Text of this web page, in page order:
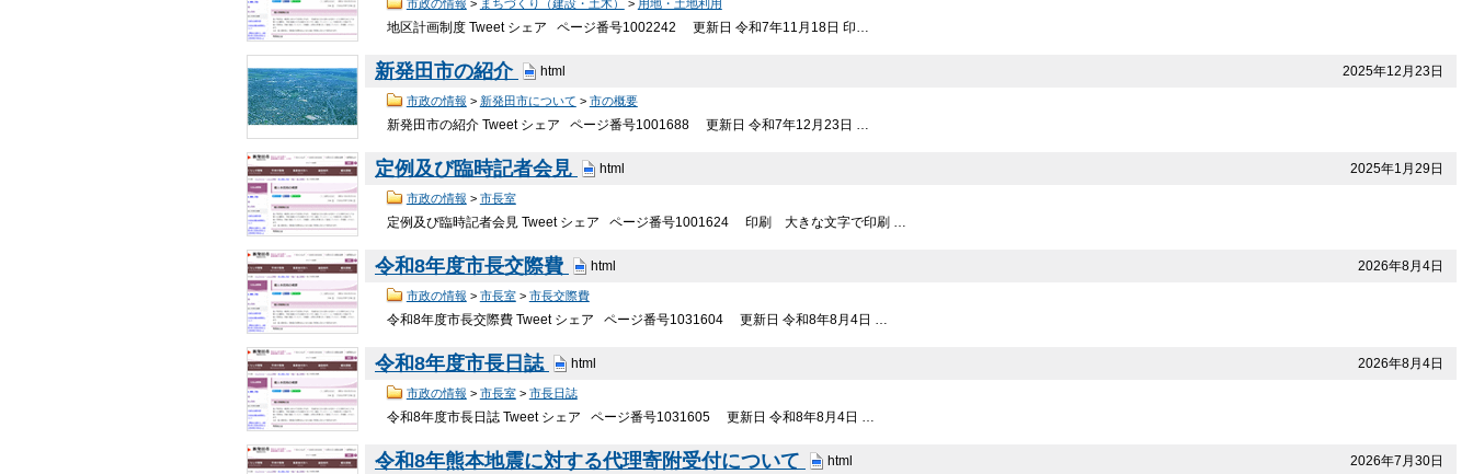
市政の情報 > まちづくり（建設・土木） > 用地・土地利用
地区計画制度 Tweet シェア ページ番号1002242 更新日 令和7年11月18日 印…
2025年12月23日
新発田市の紹介 html
市政の情報 > 新発田市について > 市の概要
新発田市の紹介 Tweet シェア ページ番号1001688 更新日 令和7年12月23日 …
2025年1月29日
定例及び臨時記者会見 html
市政の情報 > 市長室
定例及び臨時記者会見 Tweet シェア ページ番号1001624 印刷 大きな文字で印刷 …
2026年8月4日
令和8年度市長交際費 html
市政の情報 > 市長室> 市長交際費
令和8年度市長交際費 Tweet シェア ページ番号1031604 更新日 令和8年8月4日 …
2026年8月4日
令和8年度市長日誌 html
市政の情報 > 市長室> 市長日誌
令和8年度市長日誌 Tweet シェア ページ番号1031605 更新日 令和8年8月4日 …
2026年7月30日
令和8年熊本地震に対する代理寄附受付について html